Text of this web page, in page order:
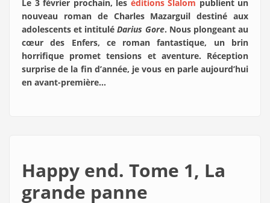
Le 3 février prochain, les éditions Slalom publient un
nouveau roman de Charles Mazarguil destiné aux
adolescents et intituléDarius Gore. Nous plongeant au
cœur des Enfers, ce roman fantastique, un brin
horrifique promet tensions et aventure. Réception
surprise de la fin d’année, je vous en parle aujourd’hui
en avant-première…
Happy end. Tome 1, La
grande panne